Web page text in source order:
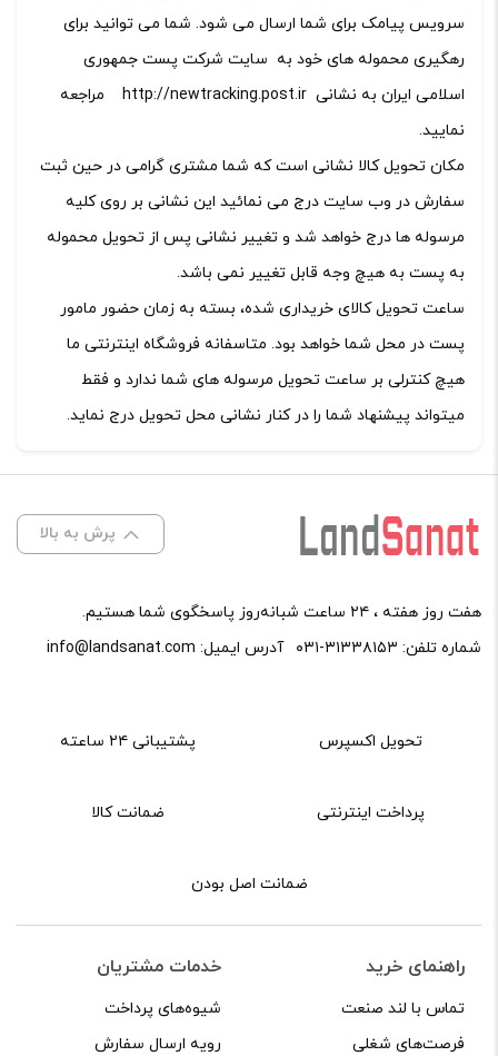
سرویس پیامک برای شما ارسال می شود. شما می توانید برای
رهگیری محموله های خود به سایت شرکت پست جمهوری
اسلامی ایران به نشانی http://newtracking.post.ir مراجعه
نمایید.
مکان تحویل کالا نشانی است که شما مشتری گرامی در حین ثبت
سفارش در وب سایت درج می نمائید این نشانی بر روی کلیه
مرسوله ها درج خواهد شد و تغییر نشانی پس از تحویل محموله
به پست به هیچ وجه قابل تغییر نمی باشد.
ساعت تحویل کالای خریداری شده، بسته به زمان حضور مامور
پست در محل شما خواهد بود. متاسفانه فروشگاه اینترنتی ما
هیچ کنترلی بر ساعت تحویل مرسوله های شما ندارد و فقط
میتواند پیشنهاد شما را در کنار نشانی محل تحویل درج نماید.
پرش به بالا
هفت روز هفته ، ۲۴ ساعت شبانه‌روز پاسخگوی شما هستیم.
شماره تلفن: ۰۳۱-۳۱۳۳۸۱۵۳ آدرس ایمیل: info@landsanat.com
تحویل اکسپرس پشتیبانی ۲۴ ساعته
پرداخت اینترنتی ضمانت کالا
ضمانت اصل بودن
راهنمای خرید
تماس با لند صنعت
فرصت‌های شغلی
خدمات مشتریان
شیوه‌های پرداخت
رویه ارسال سفارش